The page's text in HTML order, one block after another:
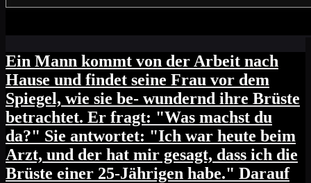
Ein Mann kommt von der Arbeit nach
Hause und findet seine Frau vor dem
Spiegel, wie sie be- wundernd ihre Brüste
betrachtet. Er fragt: "Was machst du
da?" Sie antwortet: "Ich war heute beim
Arzt, und der hat mir gesagt, dass ich die
Brüste einer 25-Jährigen habe." Darauf